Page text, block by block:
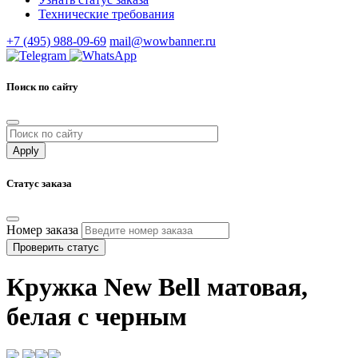
Технические требования
+7 (495) 988-09-69 mail@wowbanner.ru
Поиск по сайту
Статус заказа
Номер заказа
Проверить статус
Кружка New Bell матовая,
белая с черным